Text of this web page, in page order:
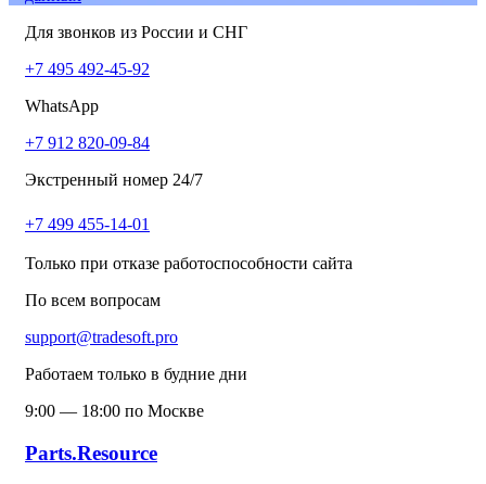
Для звонков из России и СНГ
+7 495 492-45-92
WhatsApp
+7 912 820-09-84
Экстренный номер 24/7
+7 499 455-14-01
Только при отказе работоспособности сайта
По всем вопросам
support@tradesoft.pro
Работаем только в будние дни
9:00 — 18:00 по Москве
Parts.Resource